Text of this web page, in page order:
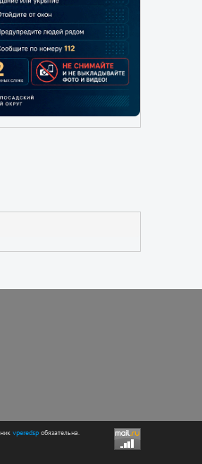
vperedsp обязательна.